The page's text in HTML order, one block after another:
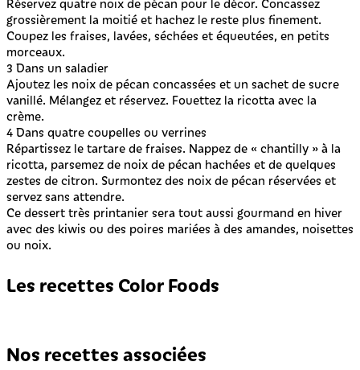
Réservez quatre noix de pécan pour le décor. Concassez
grossièrement la moitié et hachez le reste plus finement.
Coupez les fraises, lavées, séchées et équeutées, en petits
morceaux.
3 Dans un saladier
Ajoutez les noix de pécan concassées et un sachet de sucre
vanillé. Mélangez et réservez. Fouettez la ricotta avec la
crème.
4 Dans quatre coupelles ou verrines
Répartissez le tartare de fraises. Nappez de « chantilly » à la
ricotta, parsemez de noix de pécan hachées et de quelques
zestes de citron. Surmontez des noix de pécan réservées et
servez sans attendre.
Ce dessert très printanier sera tout aussi gourmand en hiver
avec des kiwis ou des poires mariées à des amandes, noisettes
ou noix.
Les recettes Color Foods
Nos recettes associées